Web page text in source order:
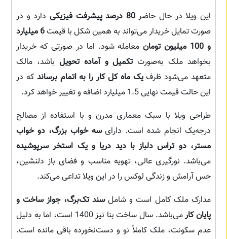
این ویلا در حال حاضر80 درصد پیشرفت فیزیکی
دارد و در
صورت تمایل خریدار می‌تواند به همین شکل با قیمت
6 میلیارد
و 100 میلیون تومان
معامله شود. اما در صورتی که خریدار
بخواهد ملک به‌صورتتکمیل و آماده تحویل باشد، مالک
متعهد می‌شود ظرفیک ماه کل کار را به اتمام برساند که در
این حالت قیمت نهایی 1.5 میلیارد اضافه و تغییر خواهد کرد.
طراحی ویلا با سبک معماری مدرن و با استفاده از مصالح
درجه‌یک انجام شده است. دارایسه خواب بزرگ، دو خواب
مستر، دو تراس دلباز با دید دریا و یک استخر سرپوشیده
می‌باشد. نورگیری عالی، تهویه مناسب و فضای باز دلنشین،
حس آرامش و زندگی لوکس را در این ویلا تداعی می‌کند.
مدارک ملک کامل است و شاملسند تک‌برگ، جواز ساخت و
پایان کار
می‌باشد. سال ساخت بنا نیز 1400 است، اما به دلیل
عدم سکونت، ملک کاملاً نو و دست‌نخورده باقی مانده است.